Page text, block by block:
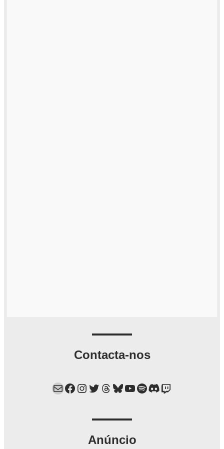
Contacta-nos
Mail Facebook Instagram Twitter Threads Bluesky YouTube Spotify Discord Twitch
Anúncio